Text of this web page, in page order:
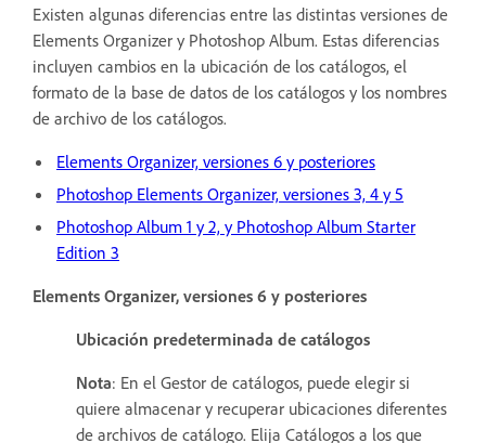
Existen algunas diferencias entre las distintas versiones de
Elements Organizer y Photoshop Album. Estas diferencias
incluyen cambios en la ubicación de los catálogos, el
formato de la base de datos de los catálogos y los nombres
de archivo de los catálogos.
Elements Organizer, versiones 6 y posteriores
Photoshop Elements Organizer, versiones 3, 4 y 5
Photoshop Album 1 y 2, y Photoshop Album Starter
Edition 3
Elements Organizer, versiones 6 y posteriores
Ubicación predeterminada de catálogos
Nota: En el Gestor de catálogos, puede elegir si
quiere almacenar y recuperar ubicaciones diferentes
de archivos de catálogo. Elija Catálogos a los que